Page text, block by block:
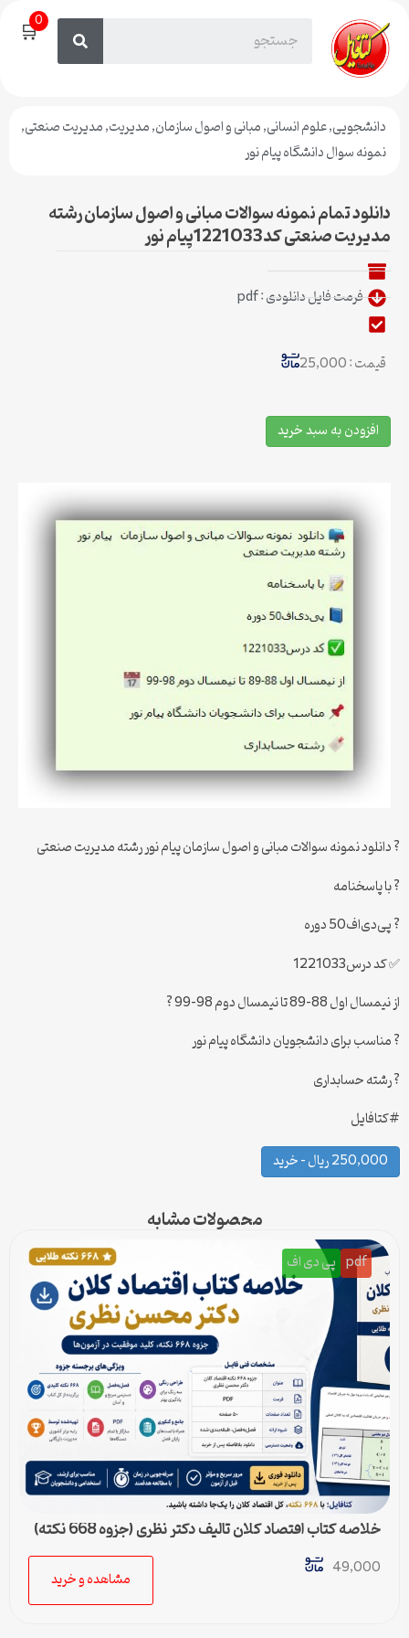
🛒0
دانشجویی,علوم انسانی,مبانی و اصول سازمان,مدیریت,مدیریت صنعتی,
نمونه سوال دانشگاه پیام نور
دانلود تمام نمونه سوالات مبانی و اصول سازمان رشته
مدیریت صنعتی کد1221033پیام نور
فرمت فایل دانلودی : pdf
قیمت : 25,000
افزودن به سبد خرید
? دانلود نمونه سوالات مبانی و اصول سازمان پیام نور رشته مدیریت صنعتی
? با پاسخنامه
? پی‌دی‌اف50 دوره
✅ کد درس1221033
از نیمسال اول 88-89 تا نیمسال دوم 98-99 ?
? مناسب برای دانشجویان دانشگاه پیام نور
? رشته حسابداری
#کتافایل
250,000 ریال – خرید
محصولات مشابه
pdf پی دی اف
خلاصه کتاب اقتصاد کلان تالیف دکتر نظری (جزوه 668 نکته)
49,000
مشاهده و خرید